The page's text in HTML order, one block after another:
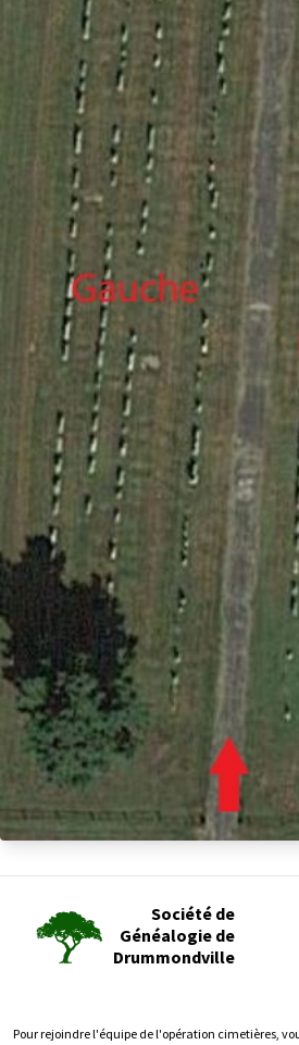
Société de
Généalogie de
Drummondville
Pour rejoindre l'équipe de l'opération cimetières,